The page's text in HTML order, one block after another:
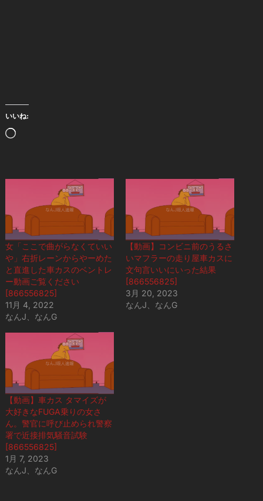
いいね:
読
み
女「ここで曲がらなくていい
や」右折レーンからやーめた
と直進した車カスのベントレ
ー動画ご覧ください
[866556825]
11月 4, 2022
なんJ、なんG
【動画】コンビニ前のうるさ
いマフラーの走り屋車カスに
文句言いいにいった結果
[866556825]
3月 20, 2023
なんJ、なんG
【動画】車カス タマイズが
大好きなFUGA乗りの女さ
ん。警官に呼び止められ警察
署で近接排気騒音試験
[866556825]
1月 7, 2023
なんJ、なんG